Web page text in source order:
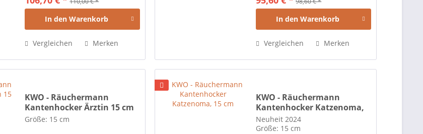
In den Warenkorb
Vergleichen Merken
In den Warenkorb
Vergleichen Merken
KWO - Räuchermann
Kantenhocker Ärztin 15 cm
Größe: 15 cm
KWO - Räuchermann
Kantenhocker Katzenoma,
15 cm
Neuheit 2024
Größe: 15 cm